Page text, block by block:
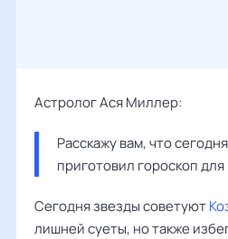
Астролог Ася Миллер:
Расскажу вам, что
приготовил гороскоп для
Сегодня звезды советуют
лишней суеты, но также